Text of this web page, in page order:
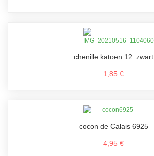
chenille katoen 12. zwart
1,85 €
cocon de Calais 6925
4,95 €